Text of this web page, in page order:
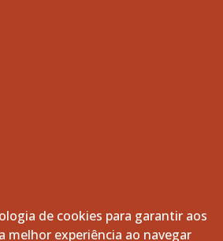
de cookies para garantir aos
melhor experiência ao navegar